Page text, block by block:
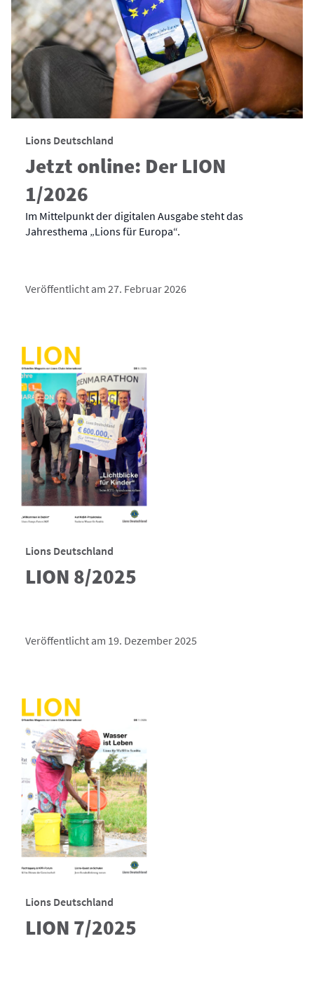
Lions Deutschland
Jetzt online: Der LION
1/2026
Im Mittelpunkt der digitalen Ausgabe steht das
Jahresthema „Lions für Europa“.
Veröffentlicht am 27. Februar 2026
Lions Deutschland
LION 8/2025
Veröffentlicht am 19. Dezember 2025
Lions Deutschland
LION 7/2025